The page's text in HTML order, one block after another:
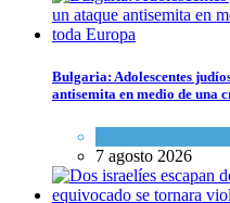
Bulgaria: Adolescentes
antisemita en medio de una
7 agosto 2026